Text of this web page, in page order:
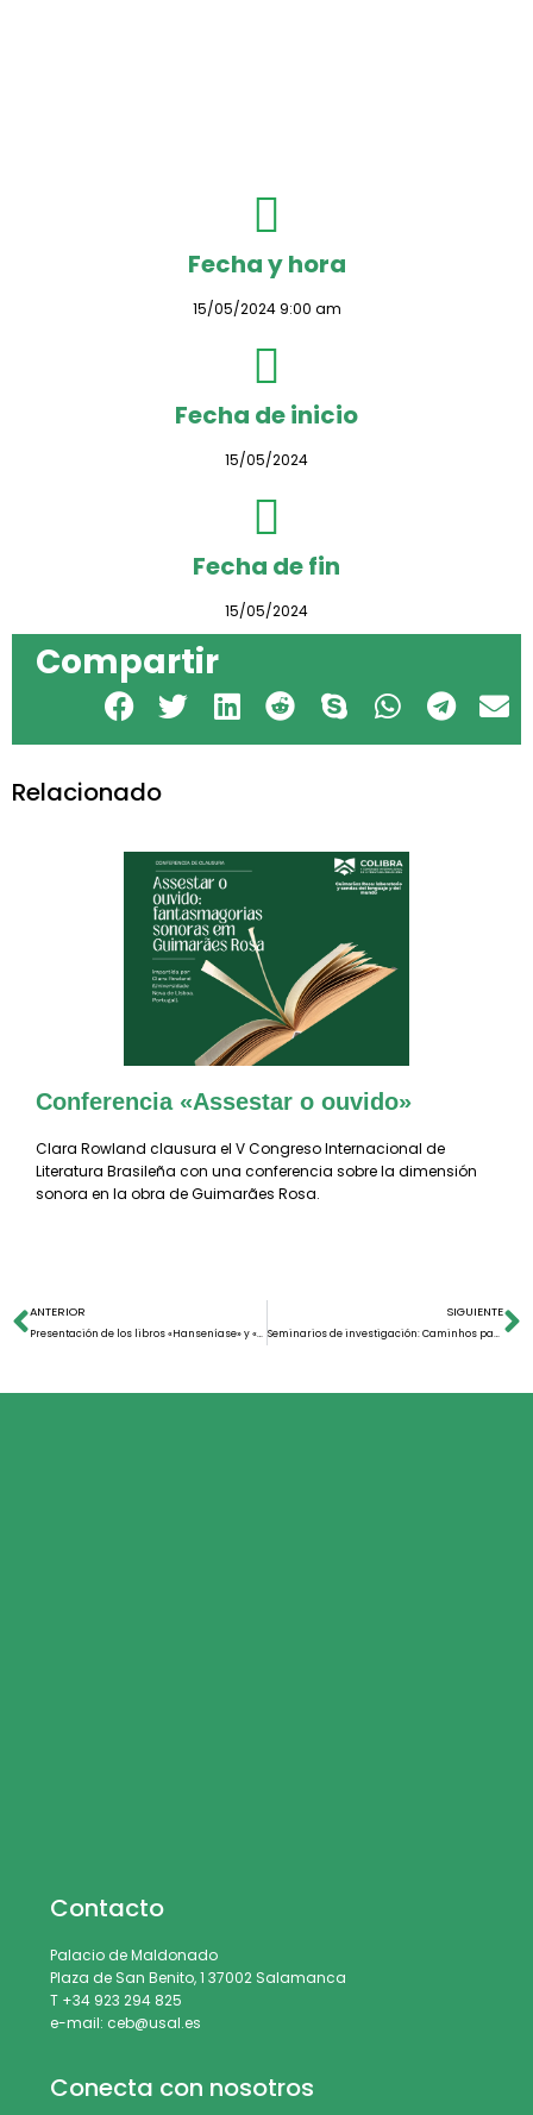
Fecha y hora
15/05/2024 9:00 am
Fecha de inicio
15/05/2024
Fecha de fin
15/05/2024
Compartir
Relacionado
Conferencia «Assestar o ouvido»
Clara Rowland clausura el V Congreso Internacional de
Literatura Brasileña con una conferencia sobre la dimensión
sonora en la obra de Guimarães Rosa.
Conferencia «Iauaretê, jepota»
ANTERIOR
Presentación de los libros «Hanseníase» y «Antropologia, saúde e religião»
SIGUIENTE
Seminarios de investigación: Caminhos para entender a musicalidade em João Cabral de Melo Neto e Belchior
Contacto
Palacio de Maldonado
Plaza de San Benito, 1 37002 Salamanca
T +34 923 294 825
e-mail: ceb@usal.es
Conecta con nosotros